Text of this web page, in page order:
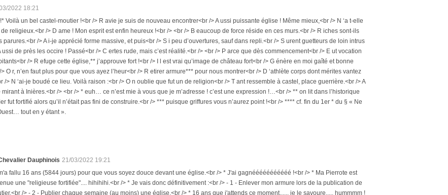
2022 18:21
Voilà un bel castel-moutier !<br /> R avie je suis de nouveau encontrer<br /> A ussi puissante église ! Même mieux,<br /> N ‘a t-elle
religieux.<br /> D ame ! Mon esprit est enfin heureux !<br /> <br /> B eaucoup de force réside en ces murs.<br /> R iches sont-ils
parures.<br /> A i-je apprécié forme massive, et puis<br /> S i peu d’ouvertures, sauf dans repli.<br /> S urent guetteurs de loin intrus
ussi de près les occire ! Passé<br /> C ertes rude, mais c’est réalité.<br /> <br /> P arce que dès commencement<br /> E ut vocation
/> R efuge cette église,** j’approuve fort !<br /> I l est vrai qu’image de château fort<br /> G énère en moi gaîté et bonne
O r, n’en faut plus pour que vous ayez l’heur<br /> R etirer armure*** pour nous montrer<br /> D ‘athlète corps dont mérites vantez
/> N ‘ai-je boudé ce lieu. Voilà raison :<br /> O n oublie que fut un de religion<br /> T ant ressemble à castel, place guerrière.<br /> A
à Inières.<br /> <br /> * euh… ce n’est mie à vous que je m’adresse ! c’est une expression !…<br /> ** on lit dans l’historique
fut fortifié alors qu’il n’était pas fini de construire.<br /> *** puisque griffures vous n’aurez point !<br /> **** cf. fin du 1er * du § « Ne
tout en y étant ».
Dauphinois 21/03/2022 19:21
fallu 16 ans (5844 jours) pour que vous soyez douce devant une église.<br /> * J'ai gagnééééééééééé !<br /> * Ma Pierrote est
une "religieuse fortifiée".... hihihihi.<br /> * Je vais donc définitivement :<br /> - 1 - Enlever mon armure lors de la publication de
/> - 2 - Publier chaque semaine (au moins) une église.<br /> * 16 ans que j'attends ce moment...... je le savoure..... hummmm !